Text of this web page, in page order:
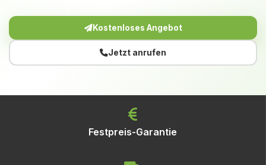
Kostenloses Angebot
Jetzt anrufen
Festpreis-Garantie